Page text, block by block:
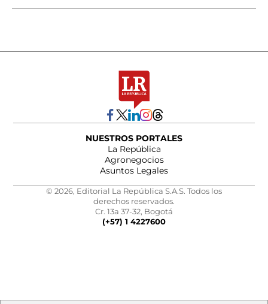
NUESTROS PORTALES
La República
Agronegocios
Asuntos Legales
© 2026, Editorial La República S.A.S. Todos los
derechos reservados.
Cr. 13a 37-32, Bogotá
(+57) 1 4227600